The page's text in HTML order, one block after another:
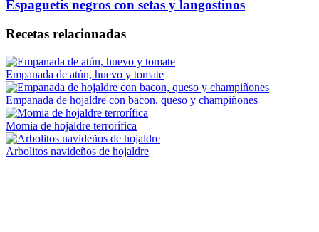
Espaguetis negros con setas y langostinos
Recetas relacionadas
Empanada de atún, huevo y tomate
Empanada de hojaldre con bacon, queso y champiñones
Momia de hojaldre terrorífica
Arbolitos navideños de hojaldre